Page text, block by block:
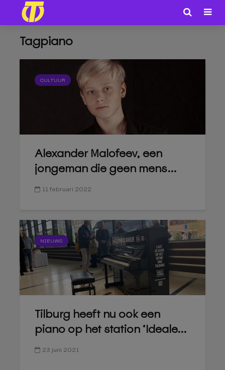
Tagpiano
CULTUUR
Alexander Malofeev, een
jongeman die geen mens...
11 februari 2022
NIEUWS
Tilburg heeft nu ook een
piano op het station ‘Ideale...
23 juni 2021